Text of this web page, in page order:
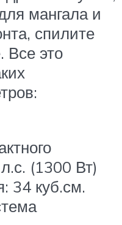
мангала и
спилите
Все это
(1300 Вт)
34 куб.см.